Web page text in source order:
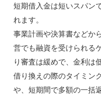
短期借入金は短いスパン
れます。
事業計画や決算書などか
営でも融資を受けられる
り審査は緩めで、金利は
借り換えの際のタイミン
や、短期間で多額の一括